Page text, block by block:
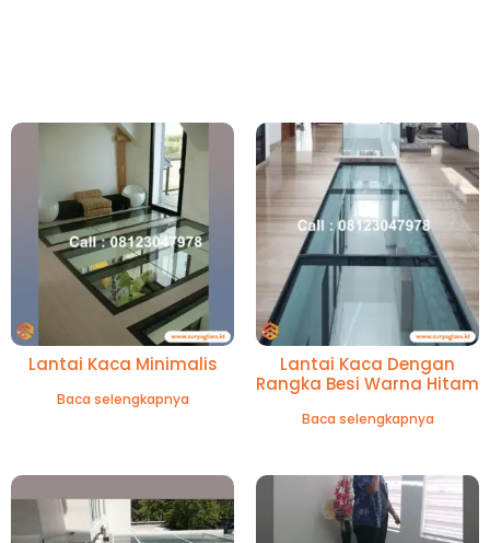
Lantai Kaca Minimalis
Baca selengkapnya
Lantai Kaca Dengan
Rangka Besi Warna Hitam
Baca selengkapnya